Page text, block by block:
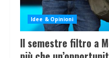
Idee & Opinioni
Il semestre filtro a